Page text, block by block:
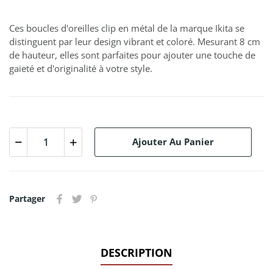
Ces boucles d'oreilles clip en métal de la marque Ikita se
distinguent par leur design vibrant et coloré. Mesurant 8 cm
de hauteur, elles sont parfaites pour ajouter une touche de
gaieté et d'originalité à votre style.
Ajouter Au Panier
Partager
DESCRIPTION